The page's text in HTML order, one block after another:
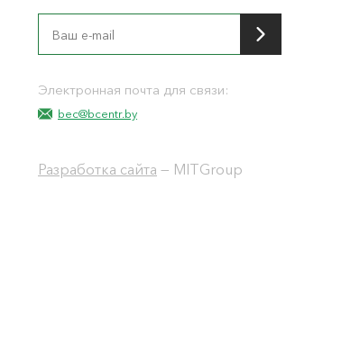
Электронная почта для связи:
bec@bcentr.by
Разработка сайта — MITGroup